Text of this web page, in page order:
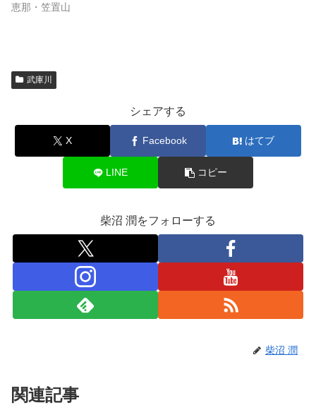
恵那・笠置山
武庫川
シェアする
X Facebook はてブ
LINE コピー
柴沼 潤をフォローする
柴沼 潤
関連記事